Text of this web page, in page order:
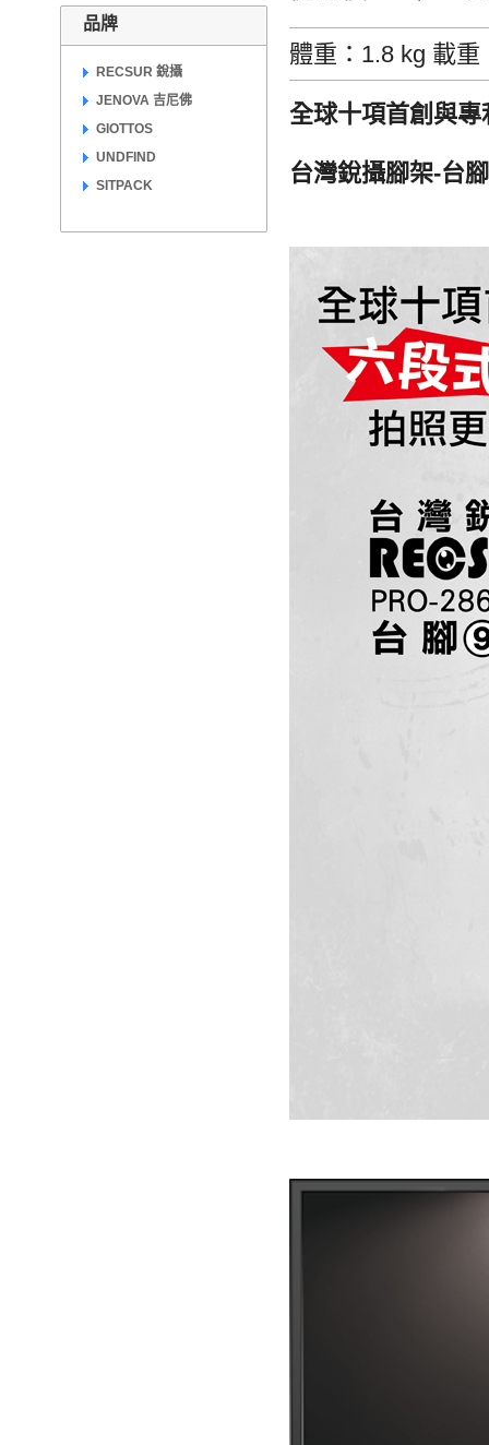
品牌
RECSUR 銳攝
JENOVA 吉尼佛
GIOTTOS
UNDFIND
SITPACK
體重：1.8 kg 載
全球十項首創與
台灣銳攝腳架-台